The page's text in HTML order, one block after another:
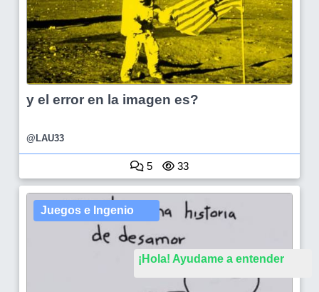
¡Hola! Ayudame a entender
y el error en la imagen es?
@LAU33
5 33
Juegos e Ingenio